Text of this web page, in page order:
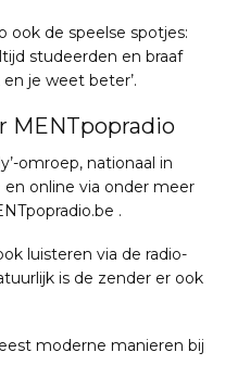
ook de speelse spotjes:
studeerden en braaf
je weet beter’.
MENTpopradio
omroep, nationaal in
en online via onder meer
.
luisteren via de radio-
is de zender er ook
moderne manieren bij